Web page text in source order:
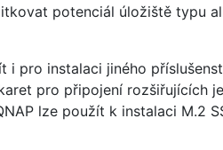
potenciál úložiště typu
i pro instalaci jiného
pro připojení rozšiřujících
lze použít k instalaci M.2